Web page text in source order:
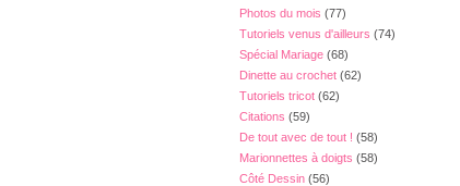
Photos du mois (77)
Tutoriels venus d'ailleurs (74)
Spécial Mariage (68)
Dinette au crochet (62)
Tutoriels tricot (62)
Citations (59)
De tout avec de tout ! (58)
Marionnettes à doigts (58)
Côté Dessin (56)